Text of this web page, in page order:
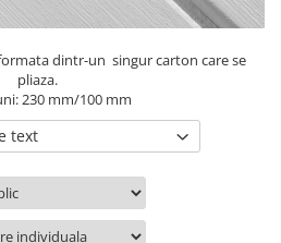
dintr-un singur carton care se
pliaza.
230 mm/100 mm
text